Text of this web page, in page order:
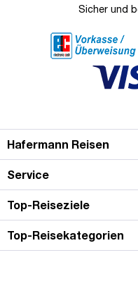
Sicher und
Hafermann Reisen
Service
Top-Reiseziele
Top-Reisekategorien